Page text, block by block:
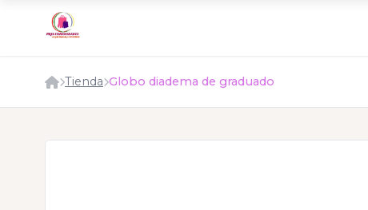
Tienda Globo diadema de graduado